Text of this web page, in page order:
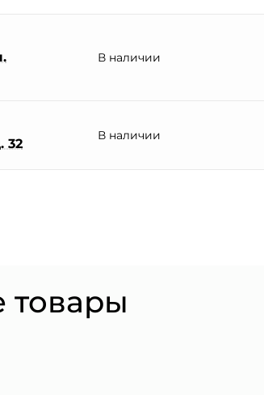
В наличии
32
В наличии
товары